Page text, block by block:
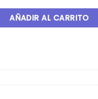
AÑADIR AL CARRITO